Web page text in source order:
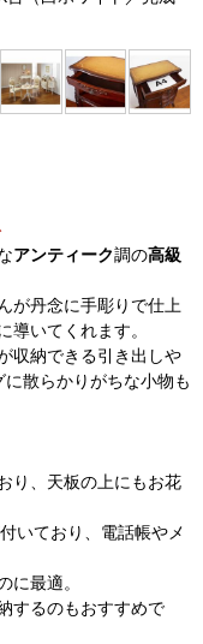
アンティーク調の高級
が丹念に手彫りで仕上
導いてくれます。
収納できる引き出しや
散らかりがちな小物も
り、天板の上にもお花
いており、電話帳やメ
に最適。
するのもおすすめで